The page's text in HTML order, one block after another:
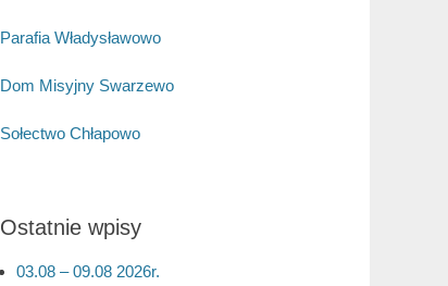
Parafia Władysławowo
Dom Misyjny Swarzewo
Sołectwo Chłapowo
Ostatnie wpisy
03.08 – 09.08 2026r.